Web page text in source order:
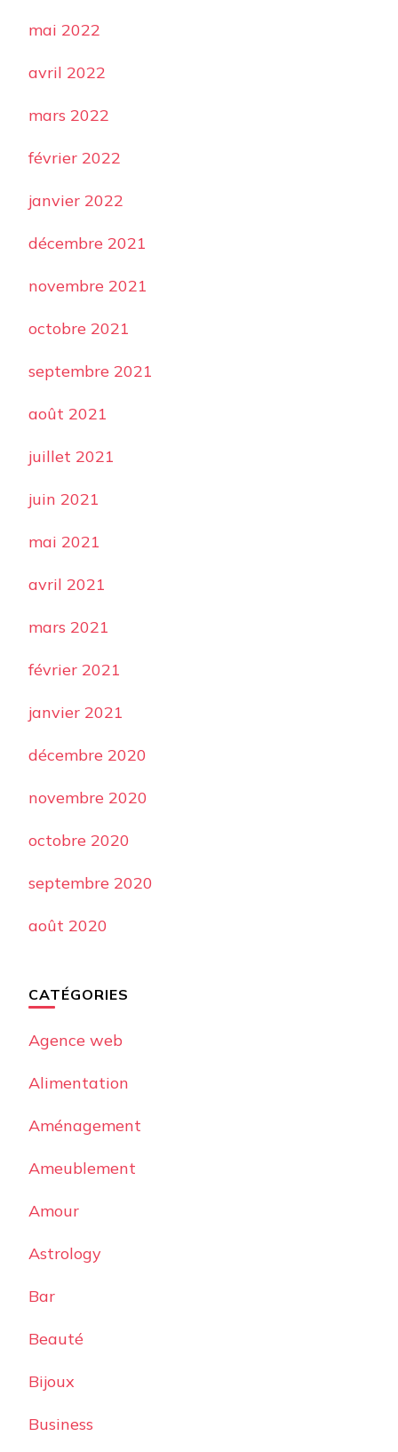
mai 2022
avril 2022
mars 2022
février 2022
janvier 2022
décembre 2021
novembre 2021
octobre 2021
septembre 2021
août 2021
juillet 2021
juin 2021
mai 2021
avril 2021
mars 2021
février 2021
janvier 2021
décembre 2020
novembre 2020
octobre 2020
septembre 2020
août 2020
CATÉGORIES
Agence web
Alimentation
Aménagement
Ameublement
Amour
Astrology
Bar
Beauté
Bijoux
Business